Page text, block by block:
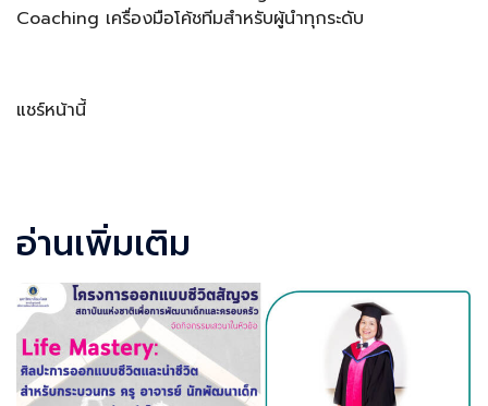
Coaching เครื่องมือโค้ชทีมสำหรับผู้นำทุกระดับ
แชร์หน้านี้
อ่านเพิ่มเติม